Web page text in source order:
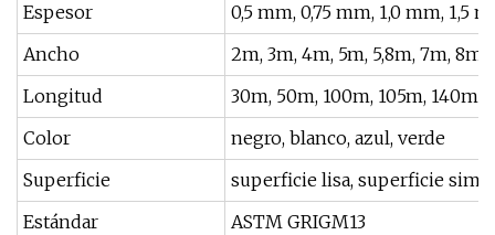
Espesor
0,5 mm, 0,75 mm, 1,0 mm, 1,5
Ancho
2m, 3m, 4m, 5m, 5,8m, 7m, 8m,
Longitud
30m, 50m, 100m, 105m, 140m,
Color
negro, blanco, azul, verde
Superficie
superficie lisa, superficie
Estándar
ASTM GRIGM13